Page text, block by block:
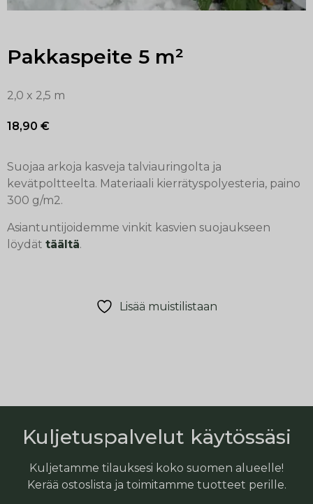
Pakkaspeite 5 m²
2,0 x 2,5 m
18,90 €
Suojaa arkoja kasveja talviauringolta ja
kevätpoltteelta. Materiaali kierrätyspolyesteria, paino
300 g/m2.
Asiantuntijoidemme vinkit kasvien suojaukseen
löydät täältä.
Lisää muistilistaan
Kuljetuspalvelut käytössäsi
Kuljetamme tilauksesi koko suomen alueelle!
Kerää ostoslista ja toimitamme tuotteet perille.